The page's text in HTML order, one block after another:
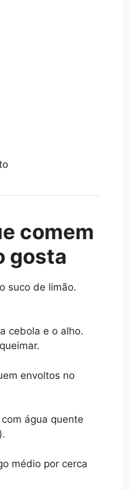
comem
gosta
suco de limão.
cebola e o alho.
envoltos no
água quente
médio por cerca